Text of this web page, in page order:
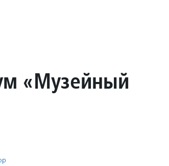
«Музейный